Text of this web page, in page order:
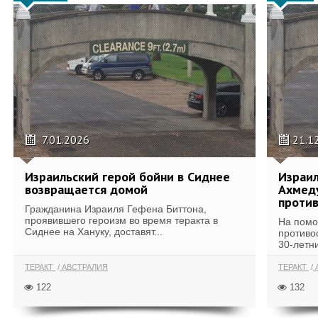
7.01.2026
Израильский герой бойни в Сиднее
возвращается домой
Гражданина Израиля Гефена Биттона,
проявившего героизм во время теракта в
Сиднее на Хануку, доставят...
ТЕРАКТ АВСТРАЛИЯ
122
На
30-
ТЕРАКТ
132